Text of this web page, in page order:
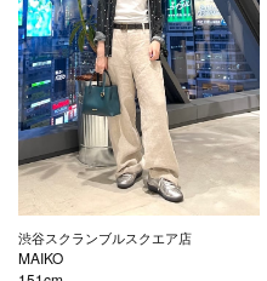
渋谷スクランブルスクエア店
MAIKO